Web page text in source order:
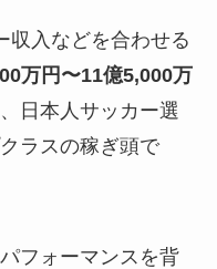
収入などを合わせる
万円〜11億5,000万
日本人サッカー選
ラスの稼ぎ頭で
フォーマンスを背